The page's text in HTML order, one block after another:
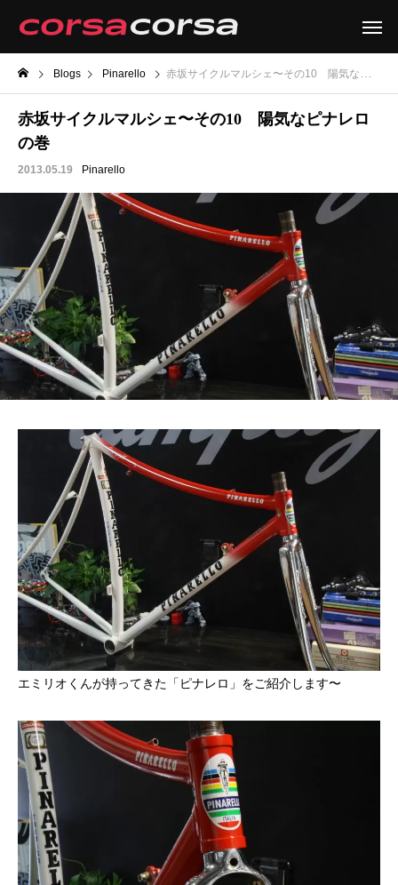
Blogs Pinarello 赤坂サイクルマルシェ〜その10 陽気なピナレロの巻
赤坂サイクルマルシェ〜その10 陽気なピナレロ
の巻
2013.05.19 Pinarello
エミリオくんが持ってきた「ピナレロ」をご紹介します〜